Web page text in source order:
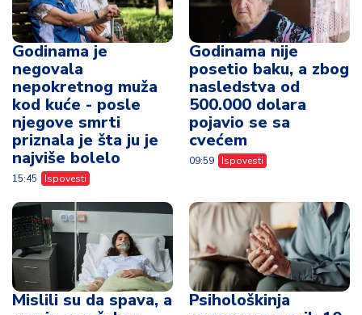
Godinama je
negovala
nepokretnog muža
kod kuće - posle
njegove smrti
priznala je šta ju je
najviše bolelo
15:45 Ispovesti
Godinama nije
posetio baku, a zbog
nasledstva od
500.000 dolara
pojavio se sa
cvećem
09:59 Ispovesti
Mislili su da spava, a
Psihološkinja